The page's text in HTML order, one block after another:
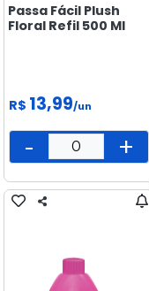
Passa Fácil Plush
Floral Refil 500 Ml
R$ 13,99/un
- +